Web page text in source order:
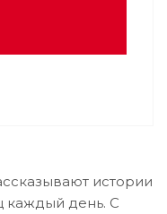
истории
каждый день. С